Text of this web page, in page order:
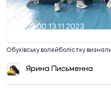
09:00 13.11.2023
Обухівську волейболістку
Ярина Письменна